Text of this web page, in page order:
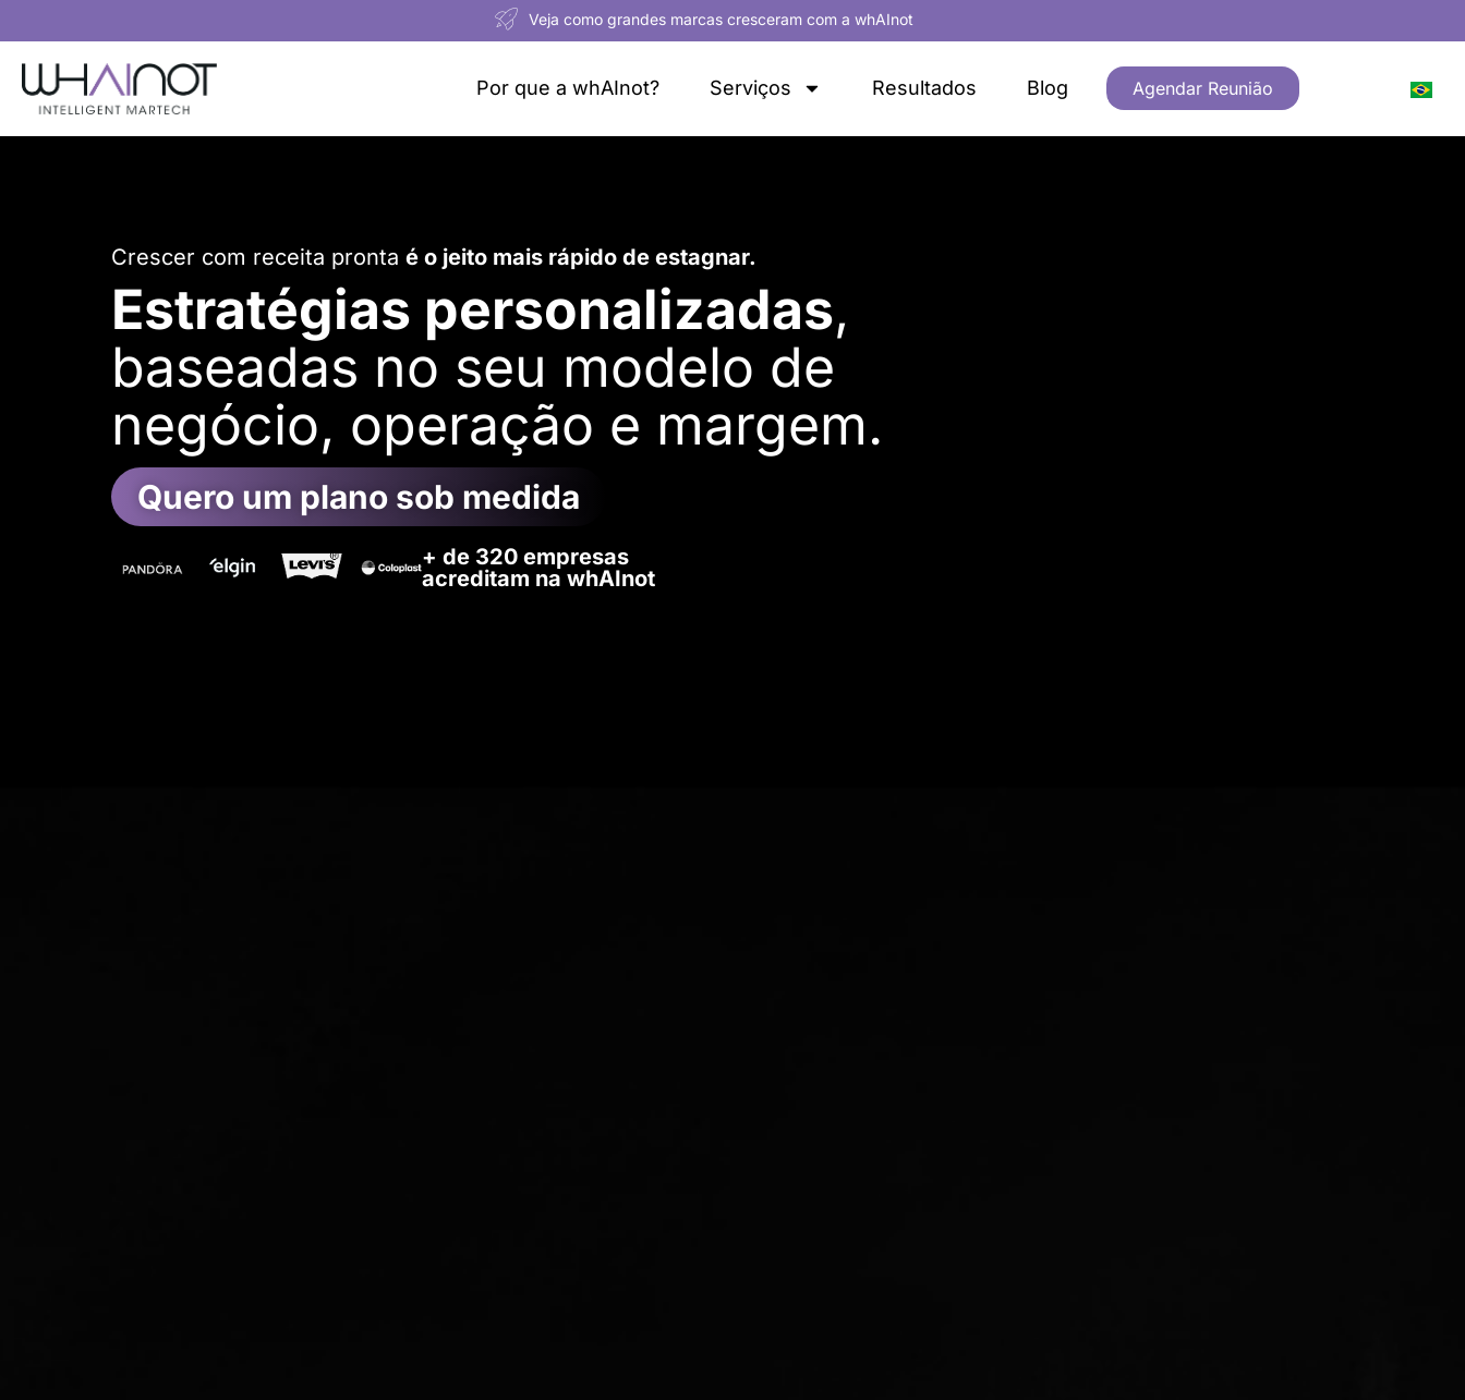
para
conteúdo
Veja como grandes marcas cresceram com a whAInot
Por que a whAInot? Serviços Resultados Blog Agendar Reunião
Crescer com receita pronta é o jeito mais rápido de estagnar.
Estratégias personalizadas,
baseadas no seu modelo de
negócio, operação e margem.
Quero um plano sob medida
+ de 320 empresas
acreditam na whAInot